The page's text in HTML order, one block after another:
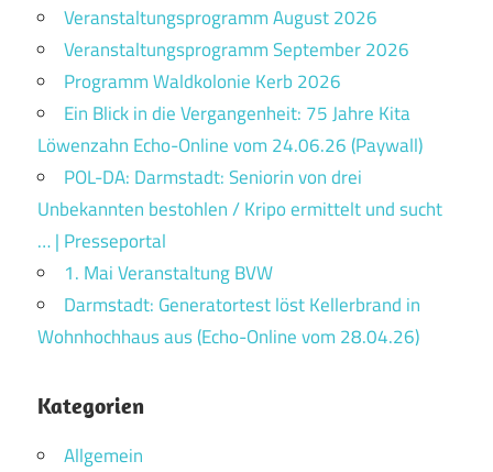
Veranstaltungsprogramm August 2026
Veranstaltungsprogramm September 2026
Programm Waldkolonie Kerb 2026
Ein Blick in die Vergangenheit: 75 Jahre Kita
Löwenzahn Echo-Online vom 24.06.26 (Paywall)
POL-DA: Darmstadt: Seniorin von drei
Unbekannten bestohlen / Kripo ermittelt und sucht
… | Presseportal
1. Mai Veranstaltung BVW
Darmstadt: Generatortest löst Kellerbrand in
Wohnhochhaus aus (Echo-Online vom 28.04.26)
Kategorien
Allgemein